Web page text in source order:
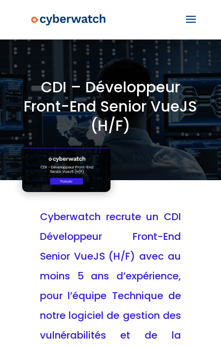
CDI – Développeur
Front-End Senior VueJS
(H/F)
Cyberwatch recrute un CDI
Développeur Front-End
Senior VueJS (H/F) avec au
moins 5 ans d’expérience,
pour l’équipe Technique de
notre logiciel de gestion des
vulnérabilités et de la